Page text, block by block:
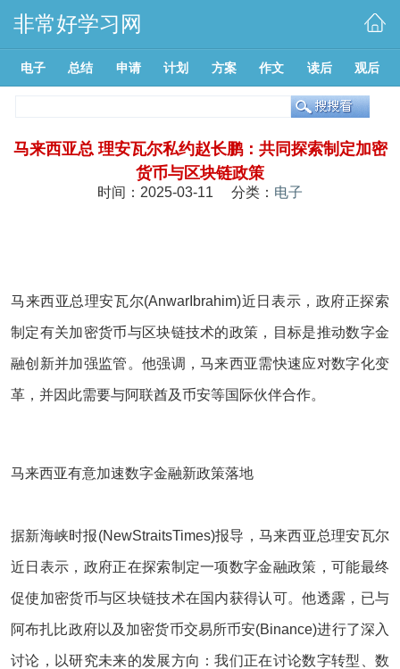
非常好学习网
电子 总结 申请 计划 方案 作文 读后 观后
马来西亚总 理安瓦尔私约赵长鹏：共同探索制定加密
货币与区块链政策
时间：2025-03-11 分类： 电子
马来西亚总理安瓦尔(AnwarIbrahim)近日表示，政府正探索
制定有关加密货币与区块链技术的政策，目标是推动数字金
融创新并加强监管。他强调，马来西亚需快速应对数字化变
革，并因此需要与阿联酋及币安等国际伙伴合作。
马来西亚有意加速数字金融新政策落地
据新海峡时报(NewStraitsTimes)报导，马来西亚总理安瓦尔
近日表示，政府正在探索制定一项数字金融政策，可能最终
促使加密货币与区块链技术在国内获得认可。他透露，已与
阿布扎比政府以及加密货币交易所币安(Binance)进行了深入
讨论，以研究未来的发展方向：我们正在讨论数字转型、数